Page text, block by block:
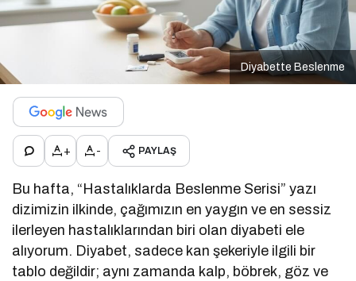
Diyabette Beslenme
+ - PAYLAŞ
Bu hafta, “Hastalıklarda Beslenme Serisi” yazı
dizimizin ilkinde, çağımızın en yaygın ve en sessiz
ilerleyen hastalıklarından biri olan diyabeti ele
alıyorum. Diyabet, sadece kan şekeriyle ilgili bir
tablo değildir; aynı zamanda kalp, böbrek, göz ve